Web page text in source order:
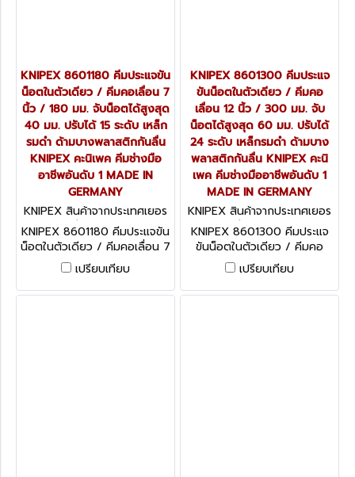
KNIPEX 8601180 คีมประแจขัน
น็อตในตัวเดียว / คีมคอเลื่อน 7
นิ้ว / 180 มม. จับน็อตได้สูงสุด
40 มม. ปรับได้ 15 ระดับ เหล็ก
รมดำ ด้ามบางพลาสติกกันลื่น
KNIPEX คะนิเพค คีมช่างมือ
อาชีพอันดับ 1 MADE IN
GERMANY
KNIPEX สินค้าจากประเทศเยอร
มนี 8601180
KNIPEX 8601180 คีมประแจขัน
น็อตในตัวเดียว / คีมคอเลื่อน 7
นิ้ว / 180 มม. จับน็อตได้สูงสุด
40 มม. ปรับได้ 15 ระดับ เหล็ก
รมดำ ด้ามบางพลาสติกกันลื่น
เปรียบเทียบ
KNIPEX 8601300 คีมประแจ
ขันน็อตในตัวเดียว / คีมคอ
เลื่อน 12 นิ้ว / 300 มม. จับ
น็อตได้สูงสุด 60 มม. ปรับได้
24 ระดับ เหล็กรมดำ ด้ามบาง
พลาสติกกันลื่น KNIPEX คะนิ
เพค คีมช่างมืออาชีพอันดับ 1
MADE IN GERMANY
KNIPEX สินค้าจากประเทศเยอร
มนี 8601300
KNIPEX 8601300 คีมประแจ
ขันน็อตในตัวเดียว / คีมคอ
เลื่อน 12 นิ้ว / 300 มม. จับ
น็อตได้สูงสุด 60 มม. ปรับได้
24 ระดับ เหล็กรมดำ ด้ามบาง
เปรียบเทียบ